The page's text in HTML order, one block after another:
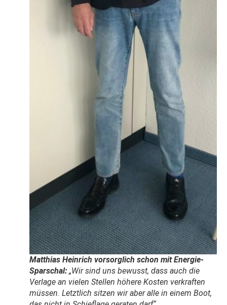
Matthias Heinrich vorsorglich schon mit Energie-
Sparschal: „Wir sind uns bewusst, dass auch die
Verlage an vielen Stellen höhere Kosten verkraften
müssen. Letztlich sitzen wir aber alle in einem Boot,